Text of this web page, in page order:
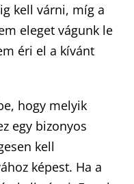
kell várni, míg a
eleget vágunk le
éri el a kívánt
hogy melyik
egy bizonyos
kell
képest. Ha a